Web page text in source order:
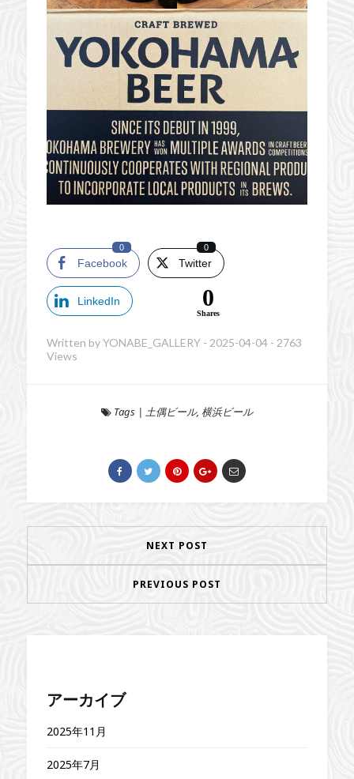
Facebook
0
Twitter
0
LinkedIn 0
Shares
Written byYONABE_GALLERY - 2025-04-04 - 2763
Views
Tags| 土偶ビール, 横浜ビール
NEXT POST
PREVIOUS POST
アーカイブ
2025年11月
2025年7月